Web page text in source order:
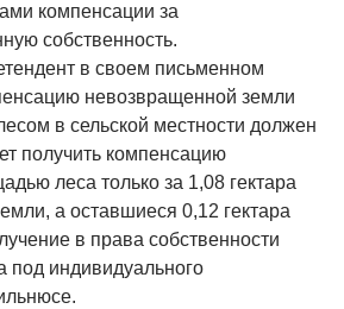
компенсации за
собственность.
в своем письменном
невозвращенной земли
в сельской местности должен
получить компенсацию
леса только за 1,08 гектара
а оставшиеся 0,12 гектара
в права собственности
под индивидуального